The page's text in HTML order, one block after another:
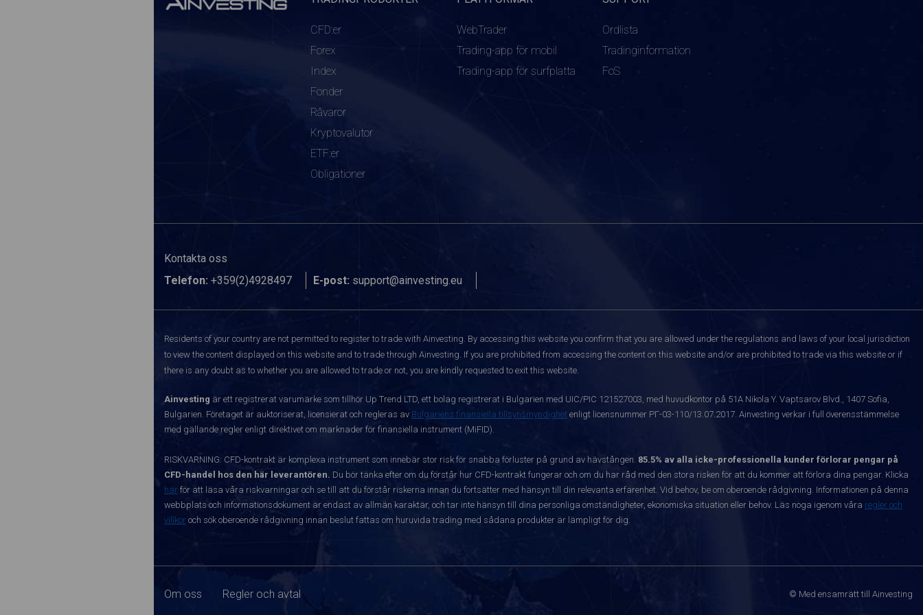
CFD:er
Forex
Index
Fonder
Råvaror
Kryptovalutor
ETF:er
Obligationer
WebTrader
Trading-app för mobil
Trading-app för surfplatta
Ordlista
Tradinginformation
FoS
Kontakta oss
Telefon: +359(2)4928497 E-post: support@ainvesting.eu
Residents of your country are not permitted to register to trade with Ainvesting. By accessing this website you confirm that you are allowed under the regulations and laws of your local jurisdiction
to view the content displayed on this website and to trade through Ainvesting. If you are prohibited from accessing the content on this website and/or are prohibited to trade via this website or if
there is any doubt as to whether you are allowed to trade or not, you are kindly requested to exit this website.
Ainvesting är ett registrerat varumärke som tillhör Up Trend LTD, ett bolag registrerat i Bulgarien med UIC/PIC 121527003, med huvudkontor på 51A Nikola Y. Vaptsarov Blvd., 1407 Sofia,
Bulgarien. Företaget är auktoriserat, licensierat och regleras av Bulgariens finansiella tillsynsmyndighet enligt licensnummer РГ-03-110/13.07.2017. Ainvesting verkar i full överensstämmelse
med gällande regler enligt direktivet om marknader för finansiella instrument (MiFID).
RISKVARNING: CFD-kontrakt är komplexa instrument som innebär stor risk för snabba förluster på grund av hävstången. 85.5% av alla icke-professionella kunder förlorar pengar på
CFD-handel hos den här leverantören. Du bör tänka efter om du förstår hur CFD-kontrakt fungerar och om du har råd med den stora risken för att du kommer att förlora dina pengar. Klicka
här för att läsa våra riskvarningar och se till att du förstår riskerna innan du fortsätter med hänsyn till din relevanta erfarenhet. Vid behov, be om oberoende rådgivning. Informationen på denna
webbplats och informationsdokument är endast av allmän karaktär, och tar inte hänsyn till dina personliga omständigheter, ekonomiska situation eller behov. Läs noga igenom våra regler och
villkor och sök oberoende rådgivning innan beslut fattas om huruvida trading med sådana produkter är lämpligt för dig.
Om oss Regler och avtal © Med ensamrätt till Ainvesting